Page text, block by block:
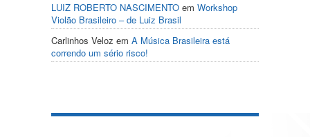
LUIZ ROBERTO NASCIMENTO em Workshop
Violão Brasileiro – de Luiz Brasil
Carlinhos Veloz em A Música Brasileira está
correndo um sério risco!